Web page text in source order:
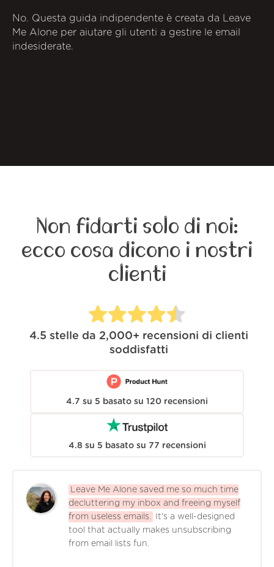
No. Questa guida indipendente è creata da Leave
Me Alone per aiutare gli utenti a gestire le email
indesiderate.
Non fidarti solo di noi:
ecco cosa dicono i nostri
clienti
4.5 stelle da 2,000+ recensioni di clienti
soddisfatti
4.7 su 5 basato su 120 recensioni
4.8 su 5 basato su 77 recensioni
Leave Me Alone saved me so much time
decluttering my inbox and freeing myself
from useless emails.
It's a well-designed
tool that actually makes unsubscribing
from email lists fun.